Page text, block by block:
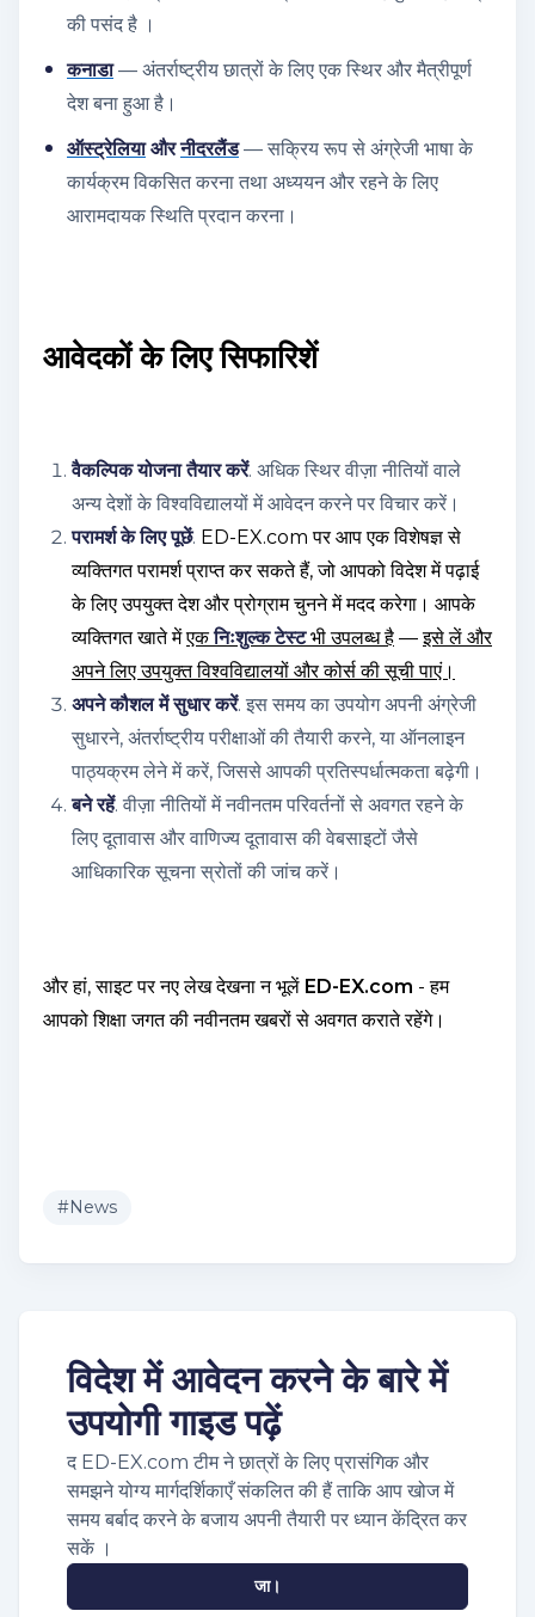
की पसंद है ।
कनाडा — अंतर्राष्ट्रीय छात्रों के लिए एक स्थिर और मैत्रीपूर्ण
देश बना हुआ है।
ऑस्ट्रेलियाऔरनीदरलैंड— सक्रिय रूप से अंग्रेजी भाषा के
कार्यक्रम विकसित करना तथा अध्ययन और रहने के लिए
आरामदायक स्थिति प्रदान करना।
आवेदकों के लिए सिफारिशें
वैकल्पिक योजना तैयार करें. अधिक स्थिर वीज़ा नीतियों वाले
अन्य देशों के विश्वविद्यालयों में आवेदन करने पर विचार करें।
परामर्श के लिए पूछें. ED-EX.com पर आप एक विशेषज्ञ से
व्यक्तिगत परामर्श प्राप्त कर सकते हैं, जो आपको विदेश में पढ़ाई
के लिए उपयुक्त देश और प्रोग्राम चुनने में मदद करेगा। आपके
व्यक्तिगत खाते मेंएकनिःशुल्क टेस्टभी उपलब्ध है —इसे लें और
अपने लिए उपयुक्त विश्वविद्यालयों और कोर्स की सूची पाएं।
अपने कौशल में सुधार करें. इस समय का उपयोग अपनी अंग्रेजी
सुधारने, अंतर्राष्ट्रीय परीक्षाओं की तैयारी करने, या ऑनलाइन
पाठ्यक्रम लेने में करें, जिससे आपकी प्रतिस्पर्धात्मकता बढ़ेगी।
बने रहें. वीज़ा नीतियों में नवीनतम परिवर्तनों से अवगत रहने के
लिए दूतावास और वाणिज्य दूतावास की वेबसाइटों जैसे
आधिकारिक सूचना स्रोतों की जांच करें।
और हां, साइट पर नए लेख देखना न भूलें ED-EX.com - हम
आपको शिक्षा जगत की नवीनतम खबरों से अवगत कराते रहेंगे।
#News
विदेश में आवेदन करने के बारे में
उपयोगी गाइड पढ़ें
द ED-EX.com टीम ने छात्रों के लिए प्रासंगिक और
समझने योग्य मार्गदर्शिकाएँ संकलित की हैं ताकि आप खोज में
समय बर्बाद करने के बजाय अपनी तैयारी पर ध्यान केंद्रित कर
सकें ।
जा।